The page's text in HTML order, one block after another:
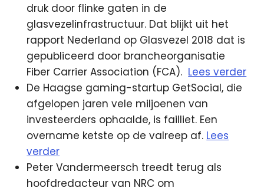
druk door flinke gaten in de
glasvezelinfrastructuur. Dat blijkt uit het
rapport Nederland op Glasvezel 2018 dat is
gepubliceerd door brancheorganisatie
Fiber Carrier Association (FCA). Lees verder
De Haagse gaming-startup GetSocial, die
afgelopen jaren vele miljoenen van
investeerders ophaalde, is failliet. Een
overname ketste op de valreep af. Lees
verder
Peter Vandermeersch treedt terug als
hoofdredacteur van NRC om